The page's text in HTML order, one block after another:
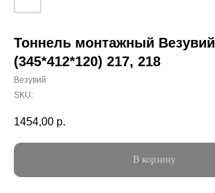
Тоннель монтажный Везувий
(345*412*120) 217, 218
Везувий
SKU:
1454,00 р.
В корзину